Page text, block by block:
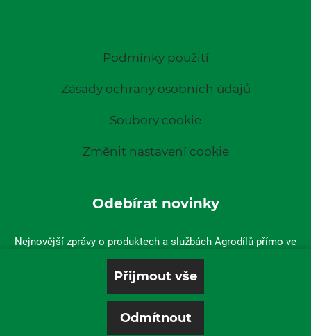
Podmínky použití
Zásady ochrany osobních údajů
Soubory cookie
Změnit nastavení cookie
Odebírat novinky
Nejnovější zprávy o produktech a službách Agrodílů přímo ve
vaší doručené poště.